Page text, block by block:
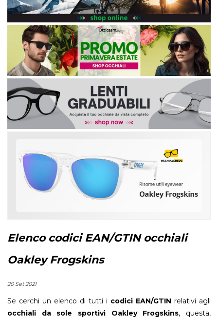
Elenco codici EAN/GTIN occhiali
Oakley Frogskins
20 Set 2021
Se cerchi un elenco di tutti i codici EAN/GTIN relativi agli
occhiali da sole sportivi Oakley Frogskins, questa,